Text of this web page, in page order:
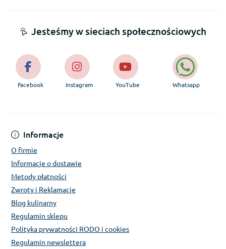
Informacje
O firmie
Informacje o dostawie
Metody płatności
Zwroty i Reklamacje
Blog kulinarny
Regulamin sklepu
Polityka prywatności RODO i cookies
Regulamin newslettera
Jesteśmy w sieciach społecznościowych
Facebook Instagram YouTube Whatsapp